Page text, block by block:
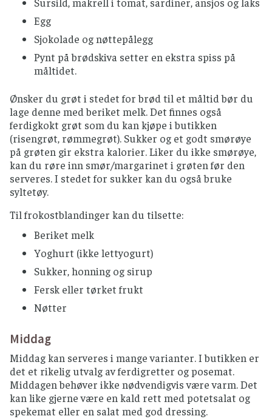
Egg
Sjokolade og nøttepålegg
Pynt på brødskiva setter en ekstra spiss på
måltidet.
Ønsker du grøt i stedet for brød til et måltid bør du
lage denne med beriket melk. Det finnes også
ferdigkokt grøt som du kan kjøpe i butikken
(risengrøt, rømmegrøt). Sukker og et godt smørøye
på grøten gir ekstra kalorier. Liker du ikke smørøye,
kan du røre inn smør/margarinet i grøten før den
serveres. I stedet for sukker kan du også bruke
syltetøy.
Til frokostblandinger kan du tilsette:
Beriket melk
Yoghurt (ikke lettyogurt)
Sukker, honning og sirup
Fersk eller tørket frukt
Nøtter
Middag
Middag kan serveres i mange varianter. I butikken er
det et rikelig utvalg av ferdigretter og posemat.
Middagen behøver ikke nødvendigvis være varm. Det
kan like gjerne være en kald rett med potetsalat og
spekemat eller en salat med god dressing.